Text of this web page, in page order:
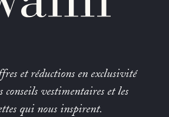
et réductions en exclusivité
conseils vestimentaires et les
qui nous inspirent.